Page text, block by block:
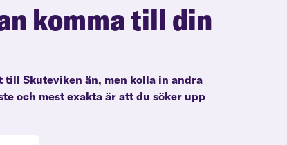
komma till din
Skuteviken än, men kolla in andra
och mest exakta är att du söker upp